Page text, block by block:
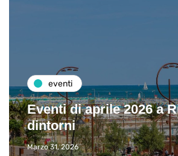
destinazioni
Visitare il Louvre in
Giugno 24, 2019